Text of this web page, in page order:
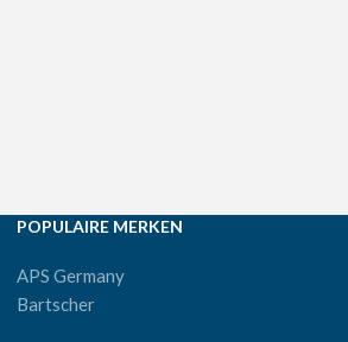
POPULAIRE MERKEN
APS Germany
Bartscher